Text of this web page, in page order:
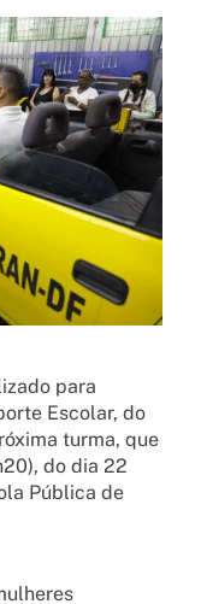
para
Escolar, do
turma, que
do dia 22
Pública de